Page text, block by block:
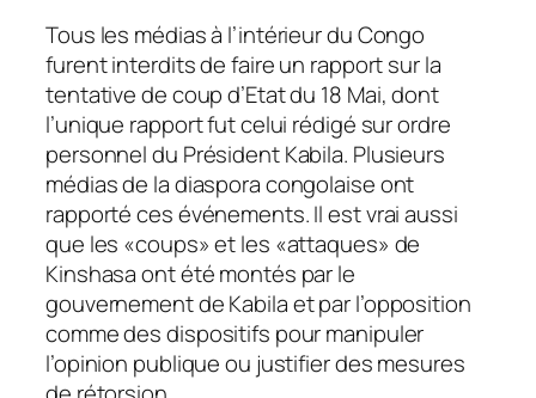
Tous les médias à l’intérieur du Congo
furent interdits de faire un rapport sur la
tentative de coup d’Etat du 18 Mai, dont
l’unique rapport fut celui rédigé sur ordre
personnel du Président Kabila. Plusieurs
médias de la diaspora congolaise ont
rapporté ces événements. Il est vrai aussi
que les «coups» et les «attaques» de
Kinshasa ont été montés par le
gouvernement de Kabila et par l’opposition
comme des dispositifs pour manipuler
l’opinion publique ou justifier des mesures